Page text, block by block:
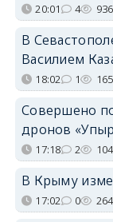
20:01 4 936
В
Василием
18:02 1
Совершено
дронов
17:18 2
В Крыму
17:02 0